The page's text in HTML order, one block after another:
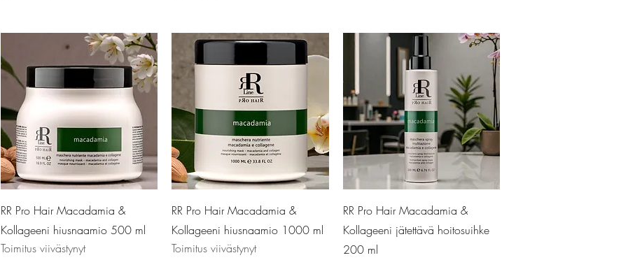
Pikakatselu
RR Pro Hair Macadamia &
Kollageeni hiusnaamio 500 ml
Toimitus viivästynyt
Pikakatselu
RR Pro Hair Macadamia &
Kollageeni hiusnaamio 1000 ml
Toimitus viivästynyt
Pikakatselu
RR Pro Hair Macadamia &
Kollageeni jätettävä hoitosuihke
200 ml